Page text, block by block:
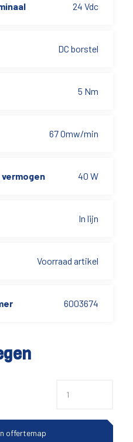
24 Vdc
DC borstel
5 Nm
67 Omw/min
40 W
In lijn
Voorraad artikel
6003674